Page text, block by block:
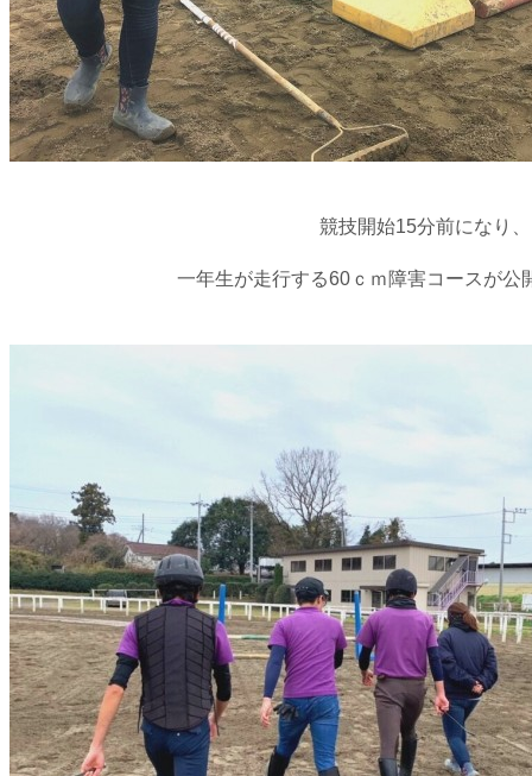
競技開始15分前になり、
一年生が走行する60ｃｍ障害コースが公